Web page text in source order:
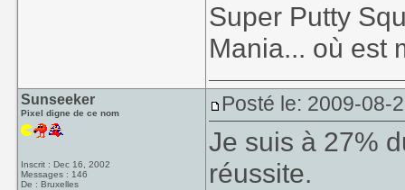
Super Putty
Mania... où est
Sunseeker
Pixel digne de ce nom
Inscrit : Dec 16, 2002
Messages : 146
De : Bruxelles
Posté le: 2009-08-
Je suis à 27%
réussite.